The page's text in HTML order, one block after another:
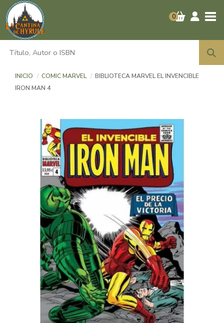
0
INICIO COMIC MARVEL
BIBLIOTECA MARVEL EL INVENCIBLE
IRON MAN 4